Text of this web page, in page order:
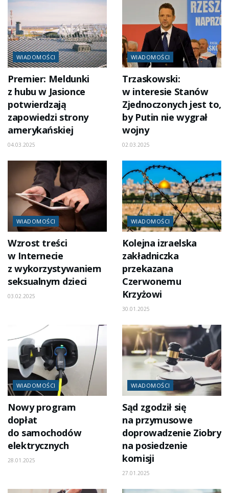
WIADOMOŚCI
Premier: Meldunki
z hubu w Jasionce
potwierdzają
zapowiedzi strony
amerykańskiej
04.03.2025
WIADOMOŚCI
Trzaskowski:
w interesie Stanów
Zjednoczonych jest to,
by Putin nie wygrał
wojny
02.03.2025
WIADOMOŚCI
Wzrost treści
w Internecie
z wykorzystywaniem
seksualnym dzieci
03.02.2025
WIADOMOŚCI
Kolejna izraelska
zakładniczka
przekazana
Czerwonemu
Krzyżowi
30.01.2025
WIADOMOŚCI
Nowy program
dopłat
do samochodów
elektrycznych
28.01.2025
WIADOMOŚCI
Sąd zgodził się
na przymusowe
doprowadzenie Ziobry
na posiedzenie
komisji
27.01.2025